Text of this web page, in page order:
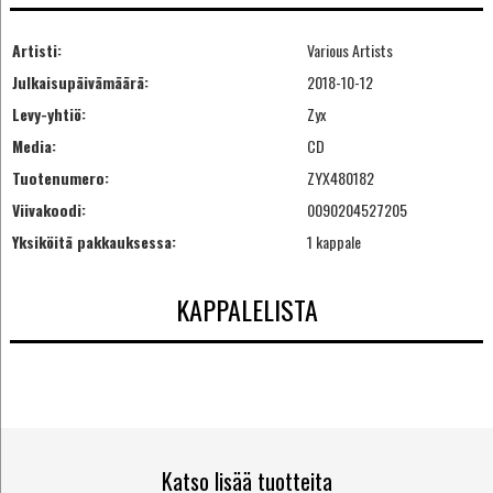
Artisti:
Various Artists
Julkaisupäivämäärä:
2018-10-12
Levy-yhtiö:
Zyx
Media:
CD
Tuotenumero:
ZYX480182
Viivakoodi:
0090204527205
Yksiköitä pakkauksessa:
1 kappale
KAPPALELISTA
Katso lisää tuotteita